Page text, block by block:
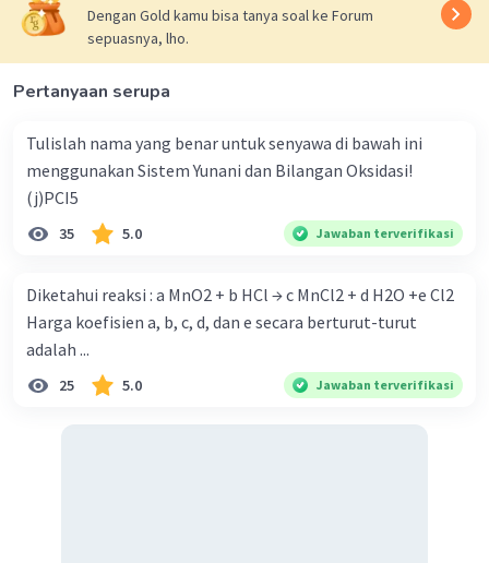
Dengan Gold kamu bisa tanya soal ke Forum
sepuasnya, lho.
Pertanyaan serupa
Tulislah nama yang benar untuk senyawa di bawah ini
menggunakan Sistem Yunani dan Bilangan Oksidasi!
(j)PCI5
35 5.0 Jawaban terverifikasi
Diketahui reaksi : a MnO2 + b HCl → c MnCl2 + d H2O +e Cl2
Harga koefisien a, b, c, d, dan e secara berturut-turut
adalah ...
25 5.0 Jawaban terverifikasi